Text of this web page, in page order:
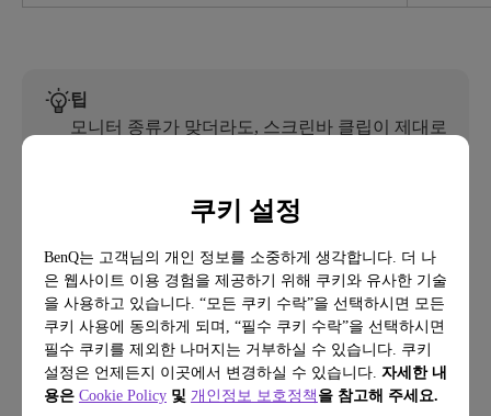
쿠키 설정
BenQ는 고객님의 개인 정보를 소중하게 생각합니다. 더 나
은 웹사이트 이용 경험을 제공하기 위해 쿠키와 유사한 기술
을 사용하고 있습니다. “모든 쿠키 수락”을 선택하시면 모든
쿠키 사용에 동의하게 되며, “필수 쿠키 수락”을 선택하시면
필수 쿠키를 제외한 나머지는 거부하실 수 있습니다. 쿠키
설정은 언제든지 이곳에서 변경하실 수 있습니다. 자세한 내
용은 Cookie Policy 및 개인정보 보호정책 을 참고해 주세요.
팁
모니터 종류가 맞더라도, 스크린바 클립이 제대로
3. 책상의 크기는 어느 정도인가요?
책상 크기에 따라 필요한 조명 범위가 달라집니다.
공간이 넓을수록 더 넓게 비춰주는 조명이 필요하니
내 책상 사이즈에 맞는 라이트바를 선택하는 것이